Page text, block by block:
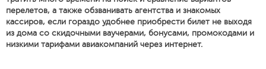
перелетов, а также обзванивать агентства и знакомых
кассиров, если гораздо удобнее приобрести билет не выходя
из дома со скидочными ваучерами, бонусами, промокодами и
низкими тарифами авиакомпаний через интернет.